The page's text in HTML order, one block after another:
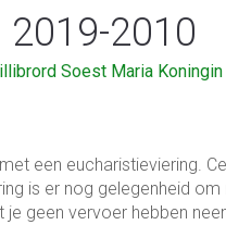
2019-2010
Soest Maria Koningin
een eucharistieviering.
is er nog gelegenheid
geen vervoer hebben